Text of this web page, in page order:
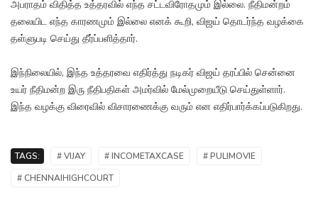
அபராதம் விதித்த உத்தரவில் எந்த சட்டவிரோதமும் இல்லை. நீதிமன்றம்
தலையிட எந்த காரணமும் இல்லை எனக் கூறி, விஜய் தொடர்ந்த வழக்கை
தள்ளுபடி செய்து தீர்ப்பளித்தார்.
இந்நிலையில், இந்த உத்தரவை எதிர்த்து நடிகர் விஜய் தரப்பில் சென்னை
உயர் நீதிமன்ற இரு நீதிபதிகள் அமர்வில் மேல்முறையீடு செய்துள்ளார்.
இந்த வழக்கு விரைவில் விசாரணைக்கு வரும் என எதிர்பார்க்கப்படுகிறது.
TAGS: # VIJAY # INCOMETAXCASE
# PULIMOVIE
# CHENNAIHIGHCOURT